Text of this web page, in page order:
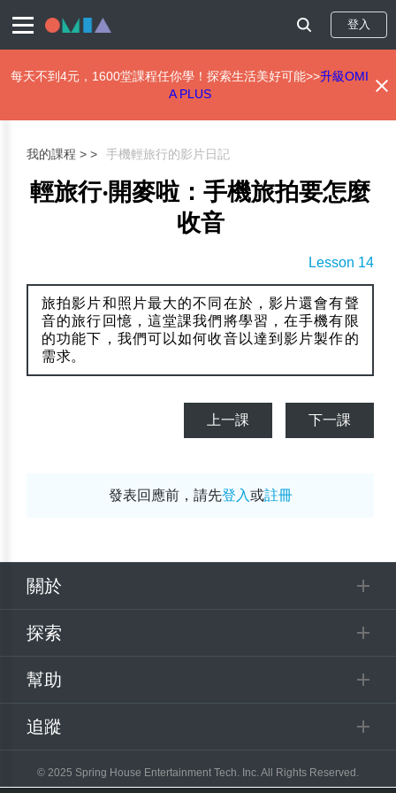
登入
每天不到4元，1600堂課程任你學！探索生活美好可能>>升級OMI
A PLUS
我的課程 > 手機輕旅行的影片日記
輕旅行‧開麥啦：手機旅拍要怎麼
收音
Lesson 14
旅拍影片和照片最大的不同在於，影片還會有聲
音的旅行回憶，這堂課我們將學習，在手機有限
的功能下，我們可以如何收音以達到影片製作的
需求。
上一課 下一課
發表回應前，請先登入或註冊
關於
探索
幫助
追蹤
© 2025 Spring House Entertainment Tech. Inc. All Rights Reserved.